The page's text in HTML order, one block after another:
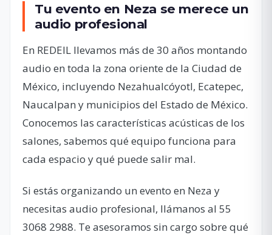
Tu evento en Neza se merece un
audio profesional
En REDEIL llevamos más de 30 años montando
audio en toda la zona oriente de la Ciudad de
México, incluyendo Nezahualcóyotl, Ecatepec,
Naucalpan y municipios del Estado de México.
Conocemos las características acústicas de los
salones, sabemos qué equipo funciona para
cada espacio y qué puede salir mal.
Si estás organizando un evento en Neza y
necesitas audio profesional, llámanos al 55
3068 2988. Te asesoramos sin cargo sobre qué